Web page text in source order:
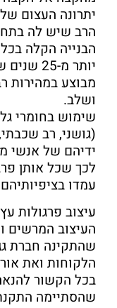
יתרונה העצום
הרב שיש לה
הבנייה הקלה
יותר מ-
מבוצע במהירות
ושלב.
שימוש בחומרי
(גושני, רב
ידיהם של אנשי
לכך שכל אותן
עמדו
עיצוב פרגולות
העיצוב המרשים
שהתקינה חברת
הלקוחות ואת
בכל הקשור
שהסתיימה